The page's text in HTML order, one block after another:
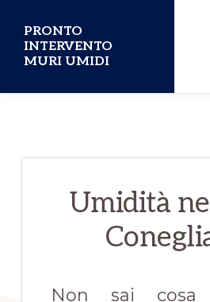
contenuto
principale
PRONTO
INTERVENTO
MURI UMIDI
Umidità
Non sai